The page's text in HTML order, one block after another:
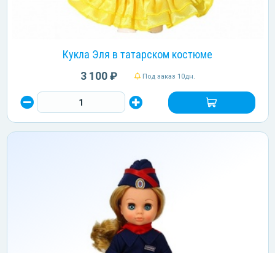
Кукла Эля в татарском костюме
3 100 ₽ Под заказ 10дн.